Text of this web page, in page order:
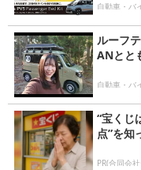
自動車・バ
ルーフ
ANとと
自動車・バ
“宝くじ
点”を知
PR(合同会